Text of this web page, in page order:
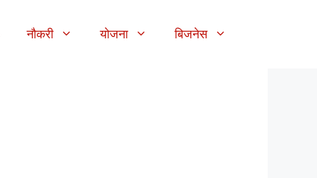
नौकरी योजना बिजनेस